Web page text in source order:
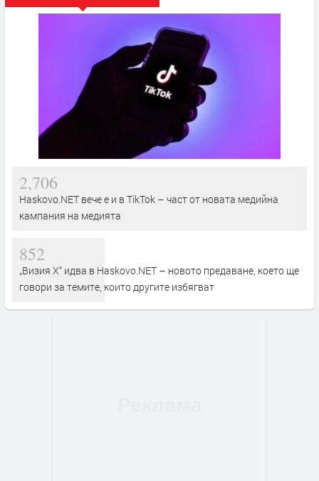
2,706
Haskovo.NET вече е и в TikTok – част от новата медийна
кампания на медията
852
„Визия Х“ идва в Haskovo.NET – новото предаване, което ще
говори за темите, които другите избягват